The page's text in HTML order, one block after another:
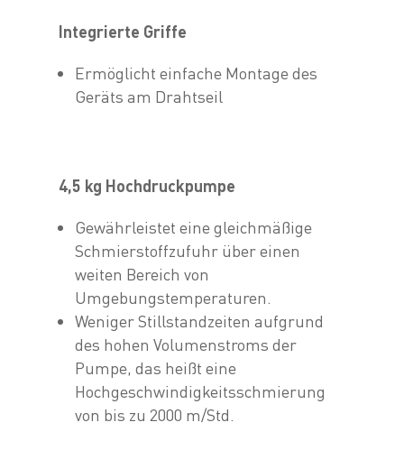
Integrierte Griffe
Ermöglicht einfache Montage des
Geräts am Drahtseil
4,5 kg Hochdruckpumpe
Gewährleistet eine gleichmäßige
Schmierstoffzufuhr über einen
weiten Bereich von
Umgebungstemperaturen.
Weniger Stillstandzeiten aufgrund
des hohen Volumenstroms der
Pumpe, das heißt eine
Hochgeschwindigkeitsschmierung
von bis zu 2000 m/Std.